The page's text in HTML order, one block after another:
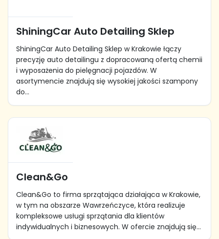
ShiningCar Auto Detailing Sklep
ShiningCar Auto Detailing Sklep w Krakowie łączy
precyzję auto detailingu z dopracowaną ofertą chemii
i wyposażenia do pielęgnacji pojazdów. W
asortymencie znajdują się wysokiej jakości szampony
do...
Clean&Go
Clean&Go to firma sprzątająca działająca w Krakowie,
w tym na obszarze Wawrzeńczyce, która realizuje
kompleksowe usługi sprzątania dla klientów
indywidualnych i biznesowych. W ofercie znajdują się...